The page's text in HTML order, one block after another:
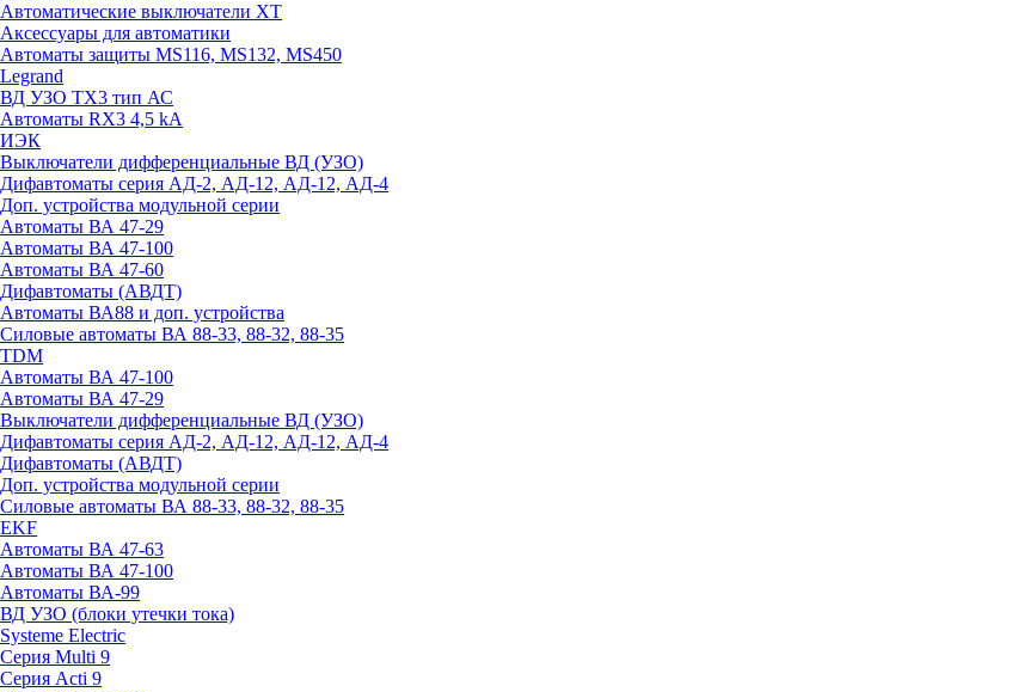
Автоматические выключатели XT
Аксессуары для автоматики
Автоматы защиты MS116, MS132, MS450
Legrand
ВД УЗО TX3 тип АС
Автоматы RX3 4,5 kA
ИЭК
Выключатели дифференциальные ВД (УЗО)
Дифавтоматы серия АД-2, АД-12, АД-12, АД-4
Доп. устройства модульной серии
Автоматы ВА 47-29
Автоматы ВА 47-100
Автоматы ВА 47-60
Дифавтоматы (АВДТ)
Автоматы ВА88 и доп. устройства
Силовые автоматы ВА 88-33, 88-32, 88-35
TDM
Автоматы ВА 47-100
Автоматы ВА 47-29
Выключатели дифференциальные ВД (УЗО)
Дифавтоматы серия АД-2, АД-12, АД-12, АД-4
Дифавтоматы (АВДТ)
Доп. устройства модульной серии
Силовые автоматы ВА 88-33, 88-32, 88-35
EKF
Автоматы ВА 47-63
Автоматы ВА 47-100
Автоматы ВА-99
ВД УЗО (блоки утечки тока)
Systeme Electric
Серия Multi 9
Серия Acti 9